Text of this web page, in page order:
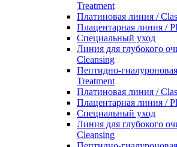
Treatment
Платиновая линия /
Плацентарная линия /
Специальный уход
Линия для глубокого
Cleansing
Пептидно-
Treatment
Платиновая линия /
Плацентарная линия /
Специальный уход
Линия для глубокого
Cleansing